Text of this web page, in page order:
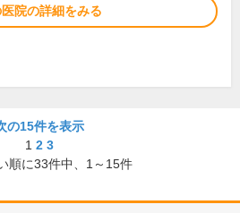
院の詳細をみる
の15件を表示
1 2 3
順に33件中、 1～15件